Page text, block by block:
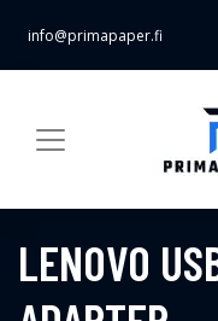
info@primapaper.fi
LENOVO